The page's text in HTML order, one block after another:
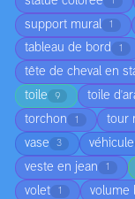
support mural 1
tableau de bord 1
tête de cheval en
toile 9 toile
torchon 1 tour
vase 3 véhicule
veste en jean 1
volet 1 volume